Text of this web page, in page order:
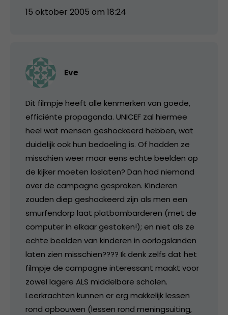
15 oktober 2005 om 18:24
Eve
Dit filmpje heeft alle kenmerken van goede,
efficiënte propaganda. UNICEF zal hiermee
heel wat mensen geshockeerd hebben, wat
duidelijk ook hun bedoeling is. Of hadden ze
misschien weer maar eens echte beelden op
de kijker moeten loslaten? Dan had niemand
over de campagne gesproken. Kinderen
zouden diep geshockeerd zijn als men een
smurfendorp laat platbombarderen (met de
computer in elkaar gestoken!); en niet als ze
echte beelden van kinderen in oorlogslanden
laten zien misschien???? Ik denk zelfs dat het
filmpje de campagne interessant maakt voor
zowel lagere ALS middelbare scholen.
Leerkrachten kunnen er erg makkelijk lessen
rond opbouwen (lessen rond meningsuiting,